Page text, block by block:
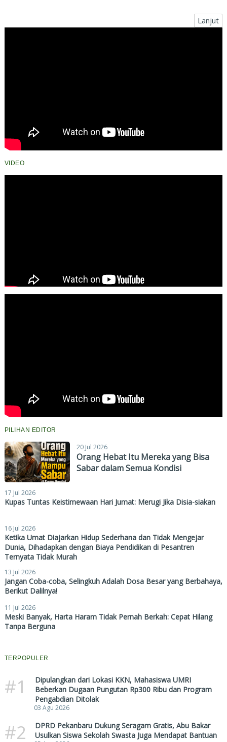
Lanjut
VIDEO
PILIHAN EDITOR
20 Jul 2026
Orang Hebat Itu Mereka yang Bisa
Sabar dalam Semua Kondisi
17 Jul 2026
Kupas Tuntas Keistimewaan Hari Jumat: Merugi Jika Disia-siakan
16 Jul 2026
Ketika Umat Diajarkan Hidup Sederhana dan Tidak Mengejar
Dunia, Dihadapkan dengan Biaya Pendidikan di Pesantren
Ternyata Tidak Murah
13 Jul 2026
Jangan Coba-coba, Selingkuh Adalah Dosa Besar yang Berbahaya,
Berikut Dalilnya!
11 Jul 2026
Meski Banyak, Harta Haram Tidak Pernah Berkah: Cepat Hilang
Tanpa Berguna
TERPOPULER
#1
Dipulangkan dari Lokasi KKN, Mahasiswa UMRI
Beberkan Dugaan Pungutan Rp300 Ribu dan Program
Pengabdian Ditolak
03 Agu 2026
#2
DPRD Pekanbaru Dukung Seragam Gratis, Abu Bakar
Usulkan Siswa Sekolah Swasta Juga Mendapat Bantuan